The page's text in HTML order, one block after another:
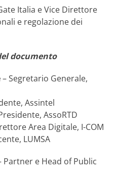
Italia e Vice Direttore
e regolazione dei
documento
– Segretario Generale,
Assintel
AssoRTD
Area Digitale, I-COM
LUMSA
Partner e Head of Public